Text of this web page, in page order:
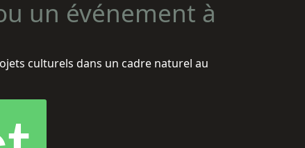
un événement à
culturels dans un cadre naturel au